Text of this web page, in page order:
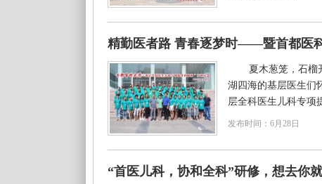
精勤医者路 青春逐梦时——暨首都医
夏木葱笼，石榴
湖四海的基层医生们
层全科医生儿科专项
发布时间：6月28日
“首医儿科，协和全科”研修，想去你